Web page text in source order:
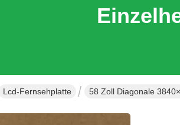
Lcd-Fernsehplatte 58 Zoll Diagonale